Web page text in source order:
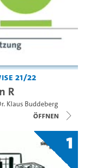
21/22
R
Klaus Buddeberg
Öffnen
1